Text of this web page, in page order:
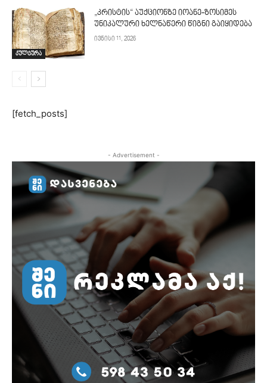
კულტურა
„კრისტის“ აუქციონზე იოანე-ზოსიმეს
უნიკალური ხელნაწერი წიგნი გაიყიდება
ივნისი 11, 2026
[fetch_posts]
- Advertisement -